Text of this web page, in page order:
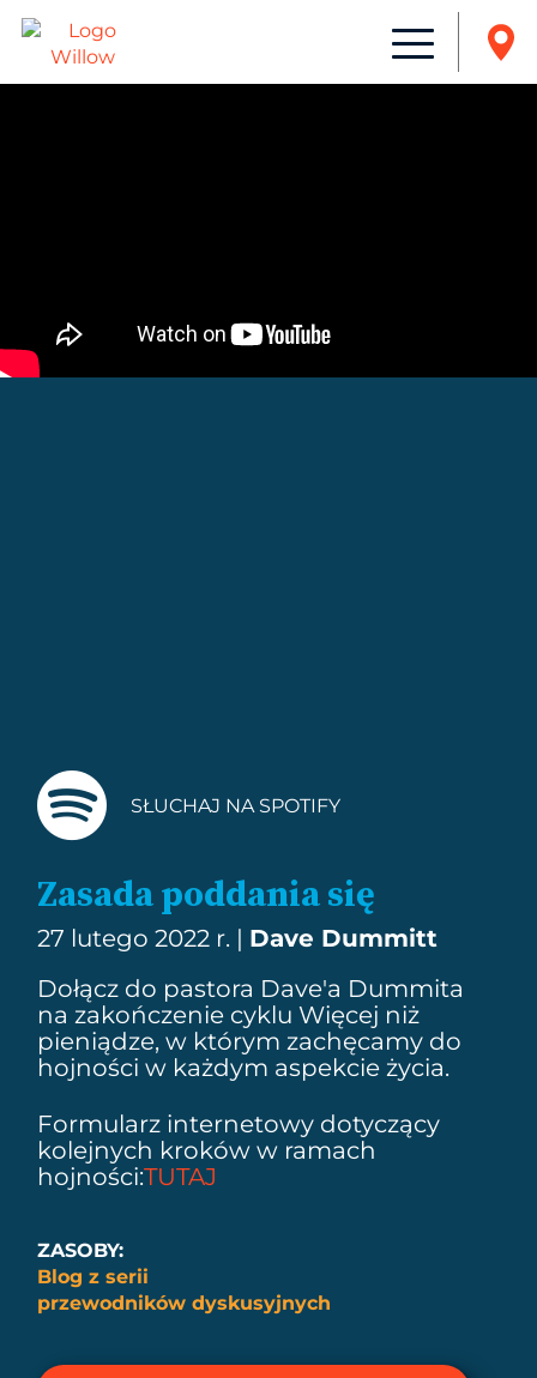
SŁUCHAJ NA SPOTIFY
Zasada poddania się
27 lutego 2022 r. | Dave Dummitt
Dołącz do pastora Dave'a Dummita
na zakończenie cyklu Więcej niż
pieniądze, w którym zachęcamy do
hojności w każdym aspekcie życia.
Formularz internetowy dotyczący
kolejnych kroków w ramach
hojności:TUTAJ
ZASOBY:
Blog z serii
przewodników dyskusyjnych